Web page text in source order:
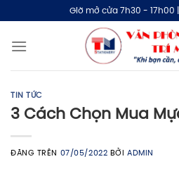
qua
nội
Giờ mở cửa 7h30 - 17h00
TIN TỨC
3 Cách Chọn Mua
ĐĂNG TRÊN 07/05/2022 BỞIADMIN